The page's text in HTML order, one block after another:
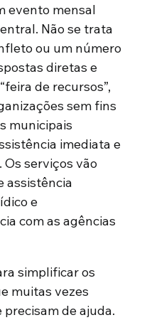
evento mensal
Não se trata
ou um número
diretas e
de recursos”,
sem fins
municipais
imediata e
serviços vão
assistência
e
com as agências
simplificar os
muitas vezes
de ajuda.